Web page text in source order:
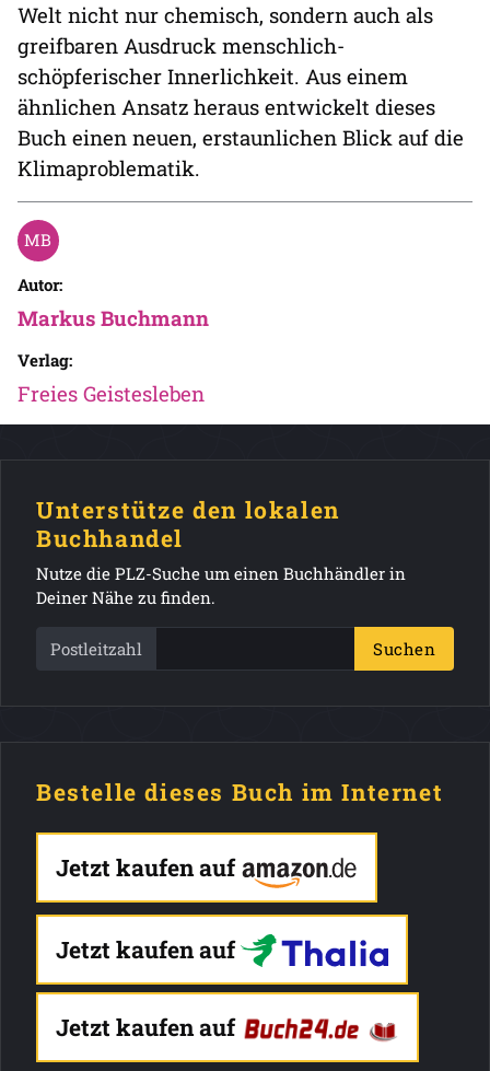
Welt nicht nur chemisch, sondern auch als
greifbaren Ausdruck menschlich-
schöpferischer Innerlichkeit. Aus einem
ähnlichen Ansatz heraus entwickelt dieses
Buch einen neuen, erstaunlichen Blick auf die
Klimaproblematik.
Autor:
Markus Buchmann
Verlag:
Freies Geistesleben
Unterstütze den lokalen
Buchhandel
Nutze die PLZ-Suche um einen Buchhändler in
Deiner Nähe zu finden.
Postleitzahl Suchen
Bestelle dieses Buch im Internet
Jetzt kaufen auf
Jetzt kaufen auf
Jetzt kaufen auf